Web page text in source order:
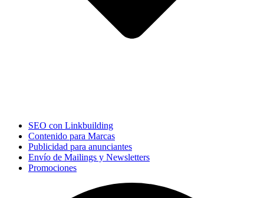
SEO con Linkbuilding
Contenido para Marcas
Publicidad para anunciantes
Envío de Mailings y Newsletters
Promociones